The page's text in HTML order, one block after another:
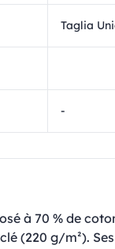
Taglia
-
à 70 % de
(220 g/m²).